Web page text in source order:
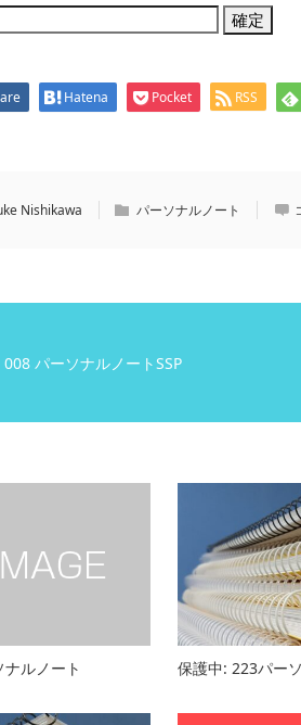
Hatena Pocket RSS
Nishikawa パーソナルノート
パーソナルノートSSP
ルノート 保護中: 223パー